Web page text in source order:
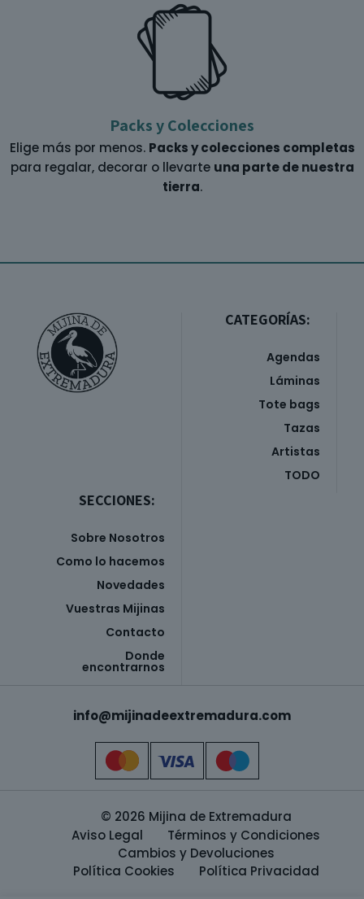
Packs y Colecciones
Elige más por menos. Packs y colecciones completas
para regalar, decorar o llevarte una parte de nuestra
tierra.
CATEGORÍAS:
Agendas
Láminas
Tote bags
Tazas
Artistas
TODO
SECCIONES:
Sobre Nosotros
Como lo hacemos
Novedades
Vuestras Mijinas
Contacto
Donde
encontrarnos
info@mijinadeextremadura.com
© 2026 Mijina de Extremadura
Aviso Legal
Términos y Condiciones
Cambios y Devoluciones
Política Cookies
Política Privacidad